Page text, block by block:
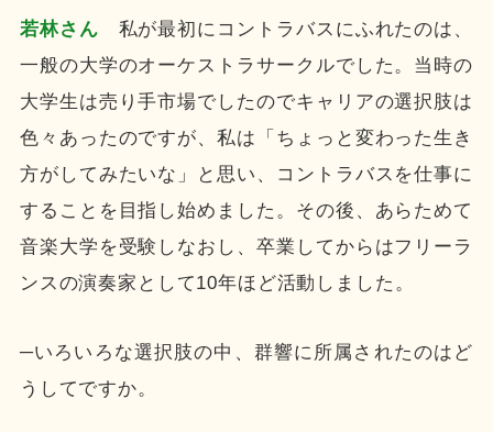
若林さん 私が最初にコントラバスにふれたのは、
一般の大学のオーケストラサークルでした。当時の
大学生は売り手市場でしたのでキャリアの選択肢は
色々あったのですが、私は「ちょっと変わった生き
方がしてみたいな」と思い、コントラバスを仕事に
することを目指し始めました。その後、あらためて
音楽大学を受験しなおし、卒業してからはフリーラ
ンスの演奏家として10年ほど活動しました。
─いろいろな選択肢の中、群響に所属されたのはど
うしてですか。